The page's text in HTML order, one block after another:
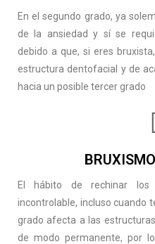
En el segundo grado, ya
de la ansiedad y sí se
debido a que, si eres
estructura dentofacial y de
hacia un posible tercer grado
El hábito de rechinar
incontrolable, incluso cuando
grado afecta a las
de modo permanente, por